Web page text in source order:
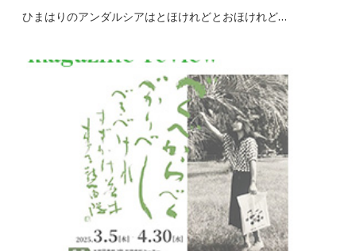
ひまはりのアンダルシアはとほけれどとおほけれど…